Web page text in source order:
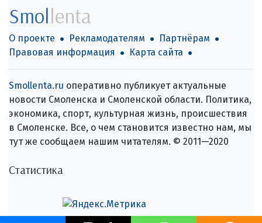
Smollenta
О проекте Рекламодателям
Партнёрам
Правовая информация
Карта сайта
Smollenta.ru оперативно публикует актуальные
новости Смоленска и Смоленской области. Политика,
экономика, спорт, культурная жизнь, происшествия
в Смоленске. Все, о чем становится известно нам, мы
тут же сообщаем нашим читателям. © 2011—2020
Статистика